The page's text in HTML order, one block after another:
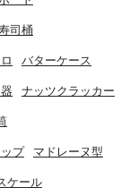
司桶
バターケース
ナッツクラッカー
プ マドレーヌ型
ケール